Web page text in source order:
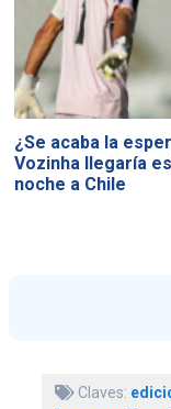
¿Se acaba la
Vozinha llegaría
noche a Chile
Claves: